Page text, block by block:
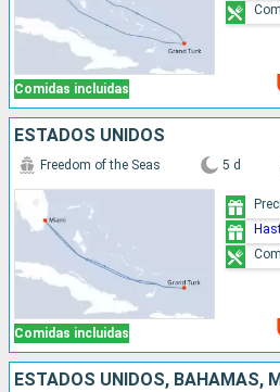
Comidas incluidas
ESTADOS UNIDOS
Comidas incluidas
Freedom of the Seas 5 d
ESTADOS UNIDOS, BAHAMAS,